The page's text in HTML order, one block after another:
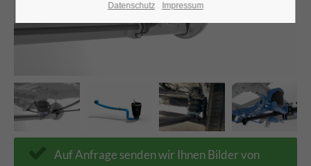
Auf Anfrage senden wir Ihnen Bilder von
Datenschutz Impressum